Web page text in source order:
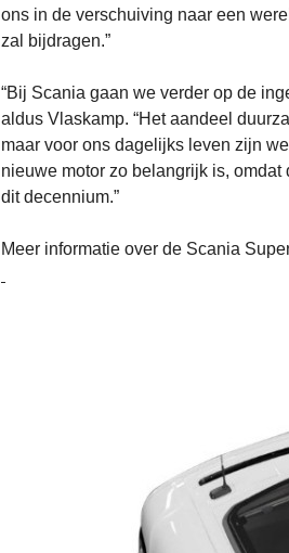
ons in de verschuiving naar een
zal bijdragen.”
“Bij Scania gaan we verder op de
aldus Vlaskamp. “Het aandeel
maar voor ons dagelijks leven zijn
nieuwe motor zo belangrijk is,
dit decennium.”
Meer informatie over de Scania